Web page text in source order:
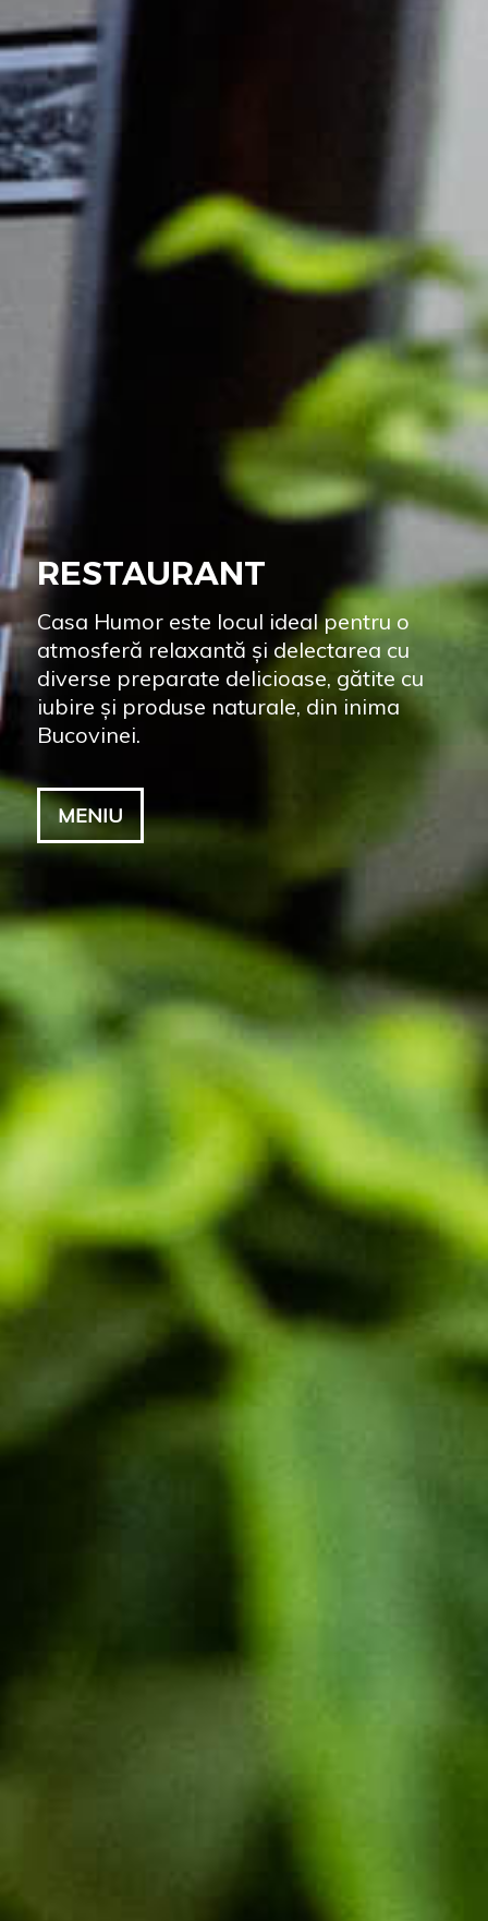
RESTAURANT
Casa Humor este locul ideal pentru o
atmosferă relaxantă și delectarea cu
diverse preparate delicioase, gătite cu
iubire și produse naturale, din inima
Bucovinei.
MENIU